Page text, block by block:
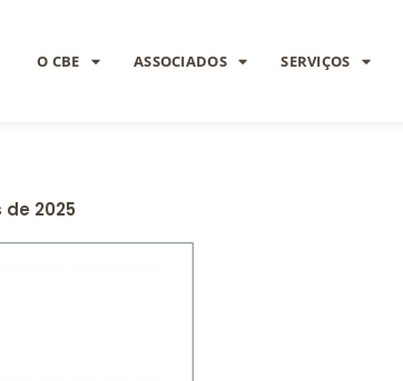
O CBE ASSOCIADOS SERVIÇOS
2025